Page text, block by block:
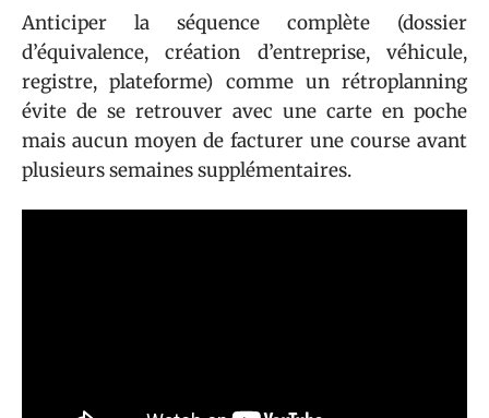
Anticiper la séquence complète (dossier
d’équivalence, création d’entreprise, véhicule,
registre, plateforme) comme un rétroplanning
évite de se retrouver avec une carte en poche
mais aucun moyen de facturer une course avant
plusieurs semaines supplémentaires.